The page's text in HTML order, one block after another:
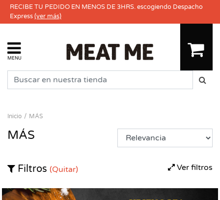
RECIBE TU PEDIDO EN MENOS DE 3HRS. escogiendo Despacho
Express(ver más)
MENU
Inicio MÁS
MÁS
Ver filtros
Filtros (Quitar)